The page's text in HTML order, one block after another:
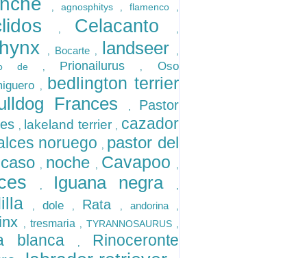
, agnosphitys , flamenco ,
, Celacanto ,
, Bocarte , landseer ,
de , Prionailurus , Oso
, bedlington terrier
Frances , Pastor
, lakeland terrier , cazador
noruego , pastor del
, noche , Cavapoo ,
, Iguana negra ,
,dole , Rata , andorina ,
, tresmaria , TYRANNOSAURUS ,
blanca , Rinoceronte